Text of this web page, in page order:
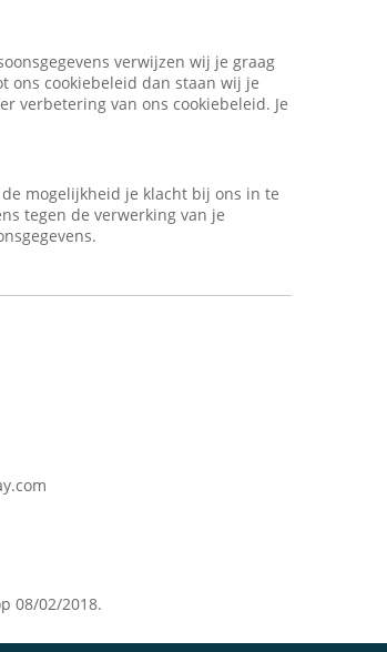
verwijzen wij je graag
ons cookiebeleid dan staan wij je
verbetering van ons cookiebeleid. Je
mogelijkheid je klacht bij ons in te
tegen de verwerking van je
08/02/2018.